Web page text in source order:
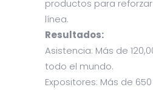
productos para
línea.
Resultados:
Asistencia: Más de
todo el mundo.
Expositores: Más de